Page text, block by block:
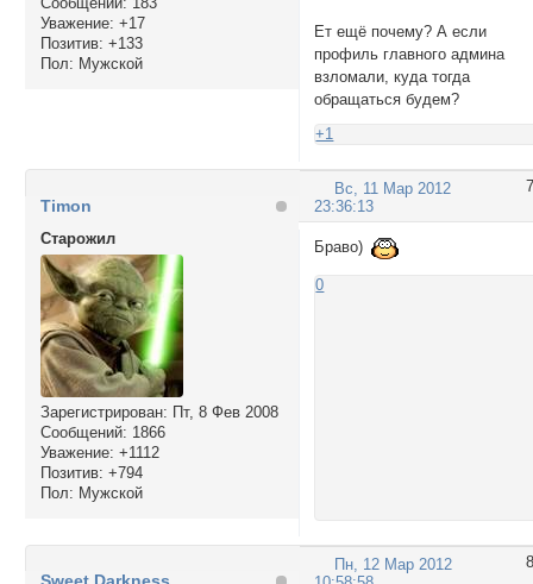
Уважение: +17
Позитив: +133
Пол: Мужской
Ет ещё почему? А если
профиль главного админа
взломали, куда тогда
обращаться будем?
+1
7
Вс, 11 Мар 2012
23:36:13
Timon
Cтарожил
Зарегистрирован: Пт, 8 Фев 2008
Сообщений: 1866
Уважение: +1112
Позитив: +794
Пол: Мужской
Браво)
0
8
Пн, 12 Мар 2012